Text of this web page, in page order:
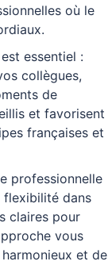
où le
essentiel :
collègues,
de
et favorisent
françaises et
professionnelle
flexibilité dans
claires pour
vous
et de